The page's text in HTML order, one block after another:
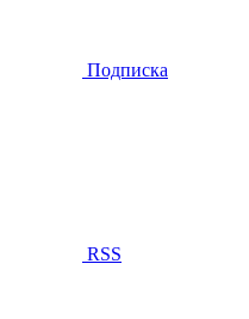
Подписка
RSS